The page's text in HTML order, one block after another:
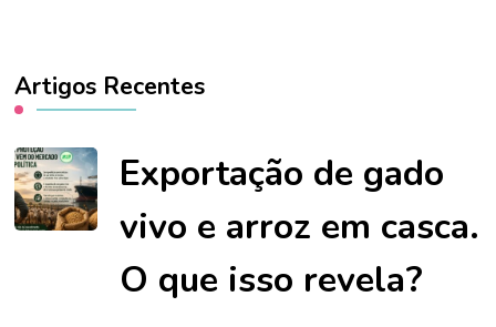
Artigos Recentes
Exportação de gado
vivo e arroz em casca.
O que isso revela?